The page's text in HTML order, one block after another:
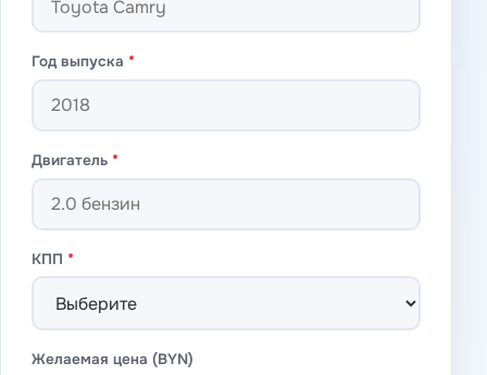
Год выпуска *
Двигатель *
КПП *
Желаемая цена (BYN)